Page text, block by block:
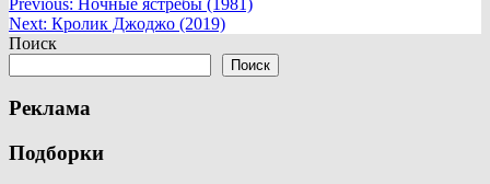
Навигация
по
Next: Кролик Джоджо (2019)
Поиск
Поиск
Реклама
Подборки